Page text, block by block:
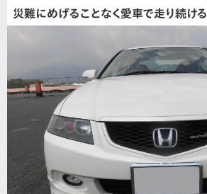
災難にめげることなく愛車で走り続ける